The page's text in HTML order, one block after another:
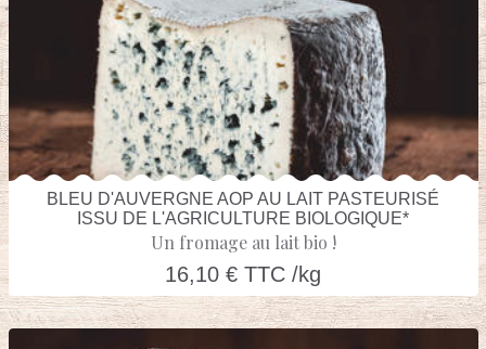
BLEU D'AUVERGNE AOP AU LAIT PASTEURISÉ
ISSU DE L'AGRICULTURE BIOLOGIQUE*
Un fromage au lait bio !
16,10 € TTC /kg